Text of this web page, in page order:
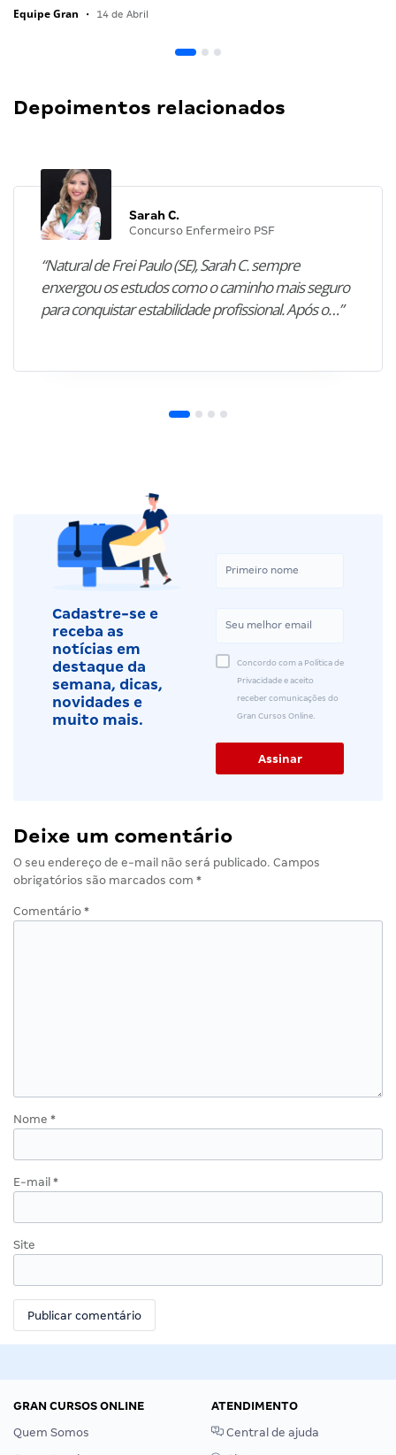
Equipe Gran • 14 de Abril
Depoimentos relacionados
Sarah C.
Concurso Enfermeiro PSF
“Natural de Frei Paulo (SE), Sarah C. sempre
enxergou os estudos como o caminho mais seguro
para conquistar estabilidade profissional. Após o…”
Cadastre-se e
receba as
notícias em
destaque da
semana, dicas,
novidades e
muito mais.
Concordo com a Política de
Privacidade e aceito
receber comunicações do
Gran Cursos Online.
Deixe um comentário
O seu endereço de e-mail não será publicado. Campos
obrigatórios são marcados com *
Comentário *
Nome *
E-mail *
Site
GRAN CURSOS ONLINE
Quem Somos
ATENDIMENTO
Central de ajuda